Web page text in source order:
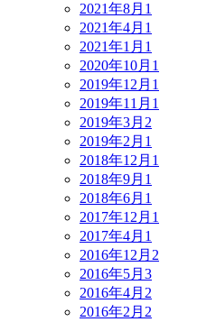
2021年8月 1
2021年4月 1
2021年1月 1
2020年10月 1
2019年12月 1
2019年11月 1
2019年3月 2
2019年2月 1
2018年12月 1
2018年9月 1
2018年6月 1
2017年12月 1
2017年4月 1
2016年12月 2
2016年5月 3
2016年4月 2
2016年2月 2